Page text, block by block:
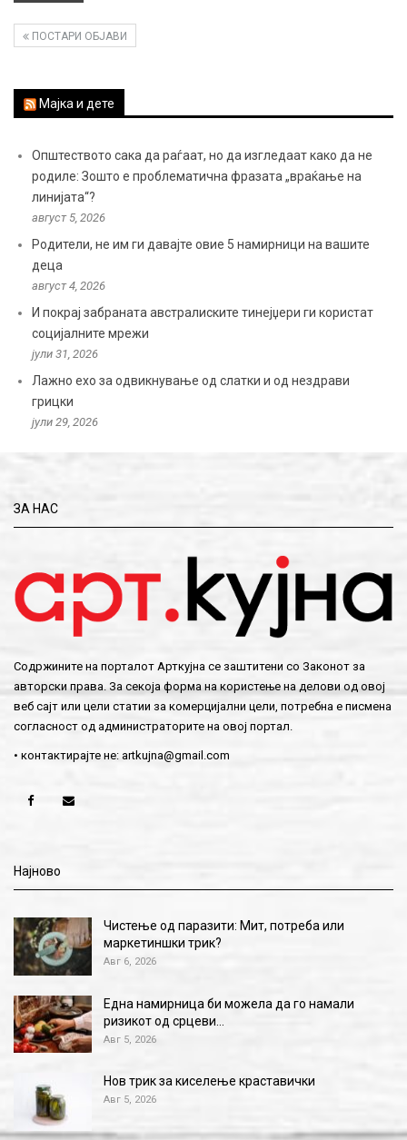
ПОСТАРИ ОБЈАВИ
Мајка и дете
Општеството сака да раѓаат, но да изгледаат како да не
родиле: Зошто е проблематична фразата „враќање на
линијата“?
август 5, 2026
Родители, не им ги давајте овие 5 намирници на вашите
деца
август 4, 2026
И покрај забраната австралиските тинејџери ги користат
социјалните мрежи
јули 31, 2026
Лажно ехо за одвикнување од слатки и од нездрави
грицки
јули 29, 2026
ЗА НАС
Содржините на порталот Арткујна се заштитени со Законот за
авторски права. За секоја форма на користење на делови од овој
веб сајт или цели статии за комерцијални цели, потребна е писмена
согласност од администраторите на овој портал.
• контактирајте не: artkujna@gmail.com
Најново
Чистење од паразити: Мит, потреба или
маркетиншки трик?
Авг 6, 2026
Една намирница би можела да го намали
ризикот од срцеви…
Авг 5, 2026
Нов трик за киселење краставички
Авг 5, 2026